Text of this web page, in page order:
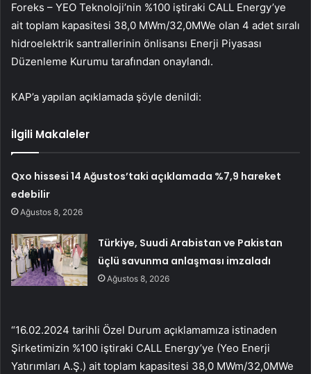
Foreks – YEO Teknoloji’nin %100 iştiraki CALL Energy’ye
ait toplam kapasitesi 38,0 MWm/32,0MWe olan 4 adet sıralı
hidroelektrik santrallerinin önlisansı Enerji Piyasası
Düzenleme Kurumu tarafından onaylandı.
KAP’a yapılan açıklamada şöyle denildi:
İlgili Makaleler
Qxo hissesi 14 Ağustos’taki açıklamada %7,9 hareket
edebilir
Ağustos 8, 2026
Türkiye, Suudi Arabistan ve Pakistan
üçlü savunma anlaşması imzaladı
Ağustos 8, 2026
“16.02.2024 tarihli Özel Durum açıklamamıza istinaden
Şirketimizin %100 iştiraki CALL Energy’ye (Yeo Enerji
Yatırımları A.Ş.) ait toplam kapasitesi 38,0 MWm/32,0MWe